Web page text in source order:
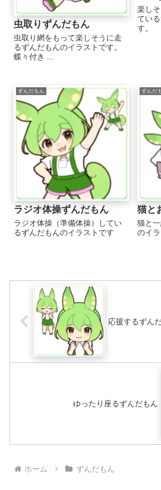
虫取りずんだもん
虫取り網をもって楽しそうに走
るずんだもんのイラストです。
楽し
てい
す。
ずんだもん
ラジオ体操ずんだもん
ラジオ体操（準備体操）してい
るずんだもんのイラストです
ずんだ
猫と
猫と
のイラ
応援するずん
ゆったり座るずんだもん
ホーム ずんだもん